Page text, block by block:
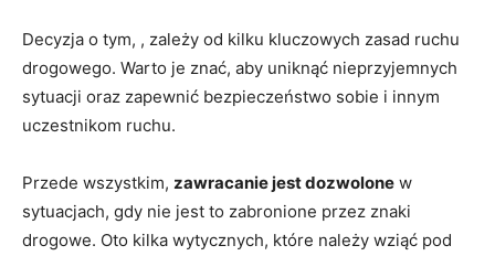
Decyzja o tym, , zależy od kilku kluczowych zasad ruchu
drogowego. Warto je znać, aby uniknąć nieprzyjemnych
sytuacji oraz zapewnić bezpieczeństwo sobie i innym
uczestnikom ruchu.
Przede wszystkim, zawracanie jest dozwolone w
sytuacjach, gdy nie jest to zabronione przez znaki
drogowe. Oto kilka wytycznych, które należy wziąć pod